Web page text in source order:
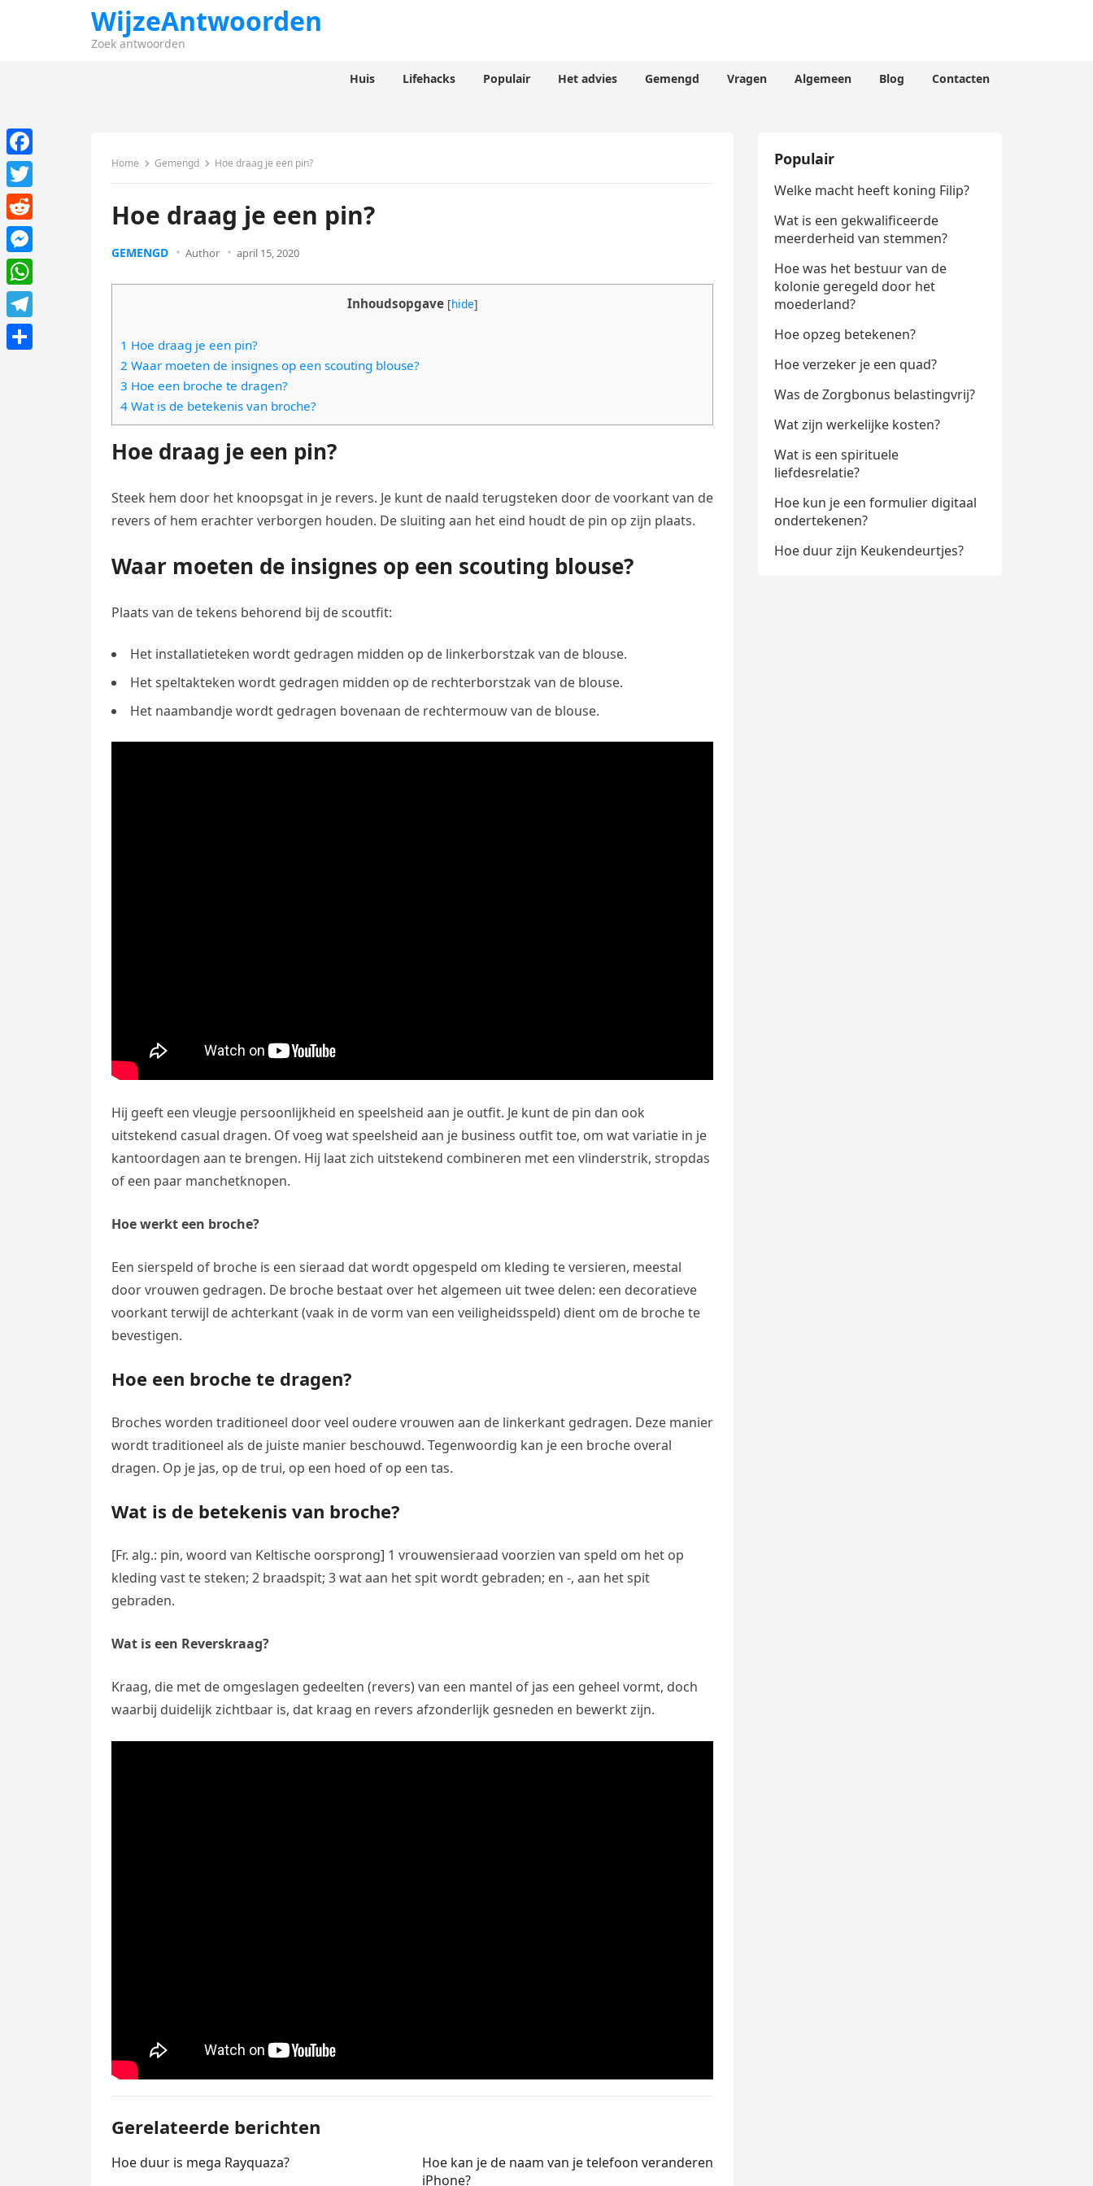
WijzeAntwoorden
Zoek antwoorden
Huis Lifehacks Populair Het advies Gemengd Vragen Algemeen Blog Contacten
Home Gemengd Hoe draag je een pin?
Hoe draag je een pin?
GEMENGD Author april 15, 2020
Inhoudsopgave [hide]
1 Hoe draag je een pin?
2 Waar moeten de insignes op een scouting blouse?
3 Hoe een broche te dragen?
4 Wat is de betekenis van broche?
Hoe draag je een pin?
Steek hem door het knoopsgat in je revers. Je kunt de naald terugsteken door de voorkant van de
revers of hem erachter verborgen houden. De sluiting aan het eind houdt de pin op zijn plaats.
Waar moeten de insignes op een scouting blouse?
Plaats van de tekens behorend bij de scoutfit:
Het installatieteken wordt gedragen midden op de linkerborstzak van de blouse.
Het speltakteken wordt gedragen midden op de rechterborstzak van de blouse.
Het naambandje wordt gedragen bovenaan de rechtermouw van de blouse.
Hij geeft een vleugje persoonlijkheid en speelsheid aan je outfit. Je kunt de pin dan ook
uitstekend casual dragen. Of voeg wat speelsheid aan je business outfit toe, om wat variatie in je
kantoordagen aan te brengen. Hij laat zich uitstekend combineren met een vlinderstrik, stropdas
of een paar manchetknopen.
Hoe werkt een broche?
Een sierspeld of broche is een sieraad dat wordt opgespeld om kleding te versieren, meestal
door vrouwen gedragen. De broche bestaat over het algemeen uit twee delen: een decoratieve
voorkant terwijl de achterkant (vaak in de vorm van een veiligheidsspeld) dient om de broche te
bevestigen.
Hoe een broche te dragen?
Broches worden traditioneel door veel oudere vrouwen aan de linkerkant gedragen. Deze manier
wordt traditioneel als de juiste manier beschouwd. Tegenwoordig kan je een broche overal
dragen. Op je jas, op de trui, op een hoed of op een tas.
Wat is de betekenis van broche?
[Fr. alg.: pin, woord van Keltische oorsprong] 1 vrouwensieraad voorzien van speld om het op
kleding vast te steken; 2 braadspit; 3 wat aan het spit wordt gebraden; en -, aan het spit
gebraden.
Wat is een Reverskraag?
Kraag, die met de omgeslagen gedeelten (revers) van een mantel of jas een geheel vormt, doch
waarbij duidelijk zichtbaar is, dat kraag en revers afzonderlijk gesneden en bewerkt zijn.
Gerelateerde berichten
Hoe duur is mega Rayquaza?
Hoe kan je de naam van je telefoon veranderen
iPhone?
Populair
Welke macht heeft koning Filip?
Wat is een gekwalificeerde
meerderheid van stemmen?
Hoe was het bestuur van de
kolonie geregeld door het
moederland?
Hoe opzeg betekenen?
Hoe verzeker je een quad?
Was de Zorgbonus belastingvrij?
Wat zijn werkelijke kosten?
Wat is een spirituele
liefdesrelatie?
Hoe kun je een formulier digitaal
ondertekenen?
Hoe duur zijn Keukendeurtjes?
F
a
c
e
b
o
o
k
T
w
i
t
t
e
R
e
d
d
M
e
s
s
W
h
a
T